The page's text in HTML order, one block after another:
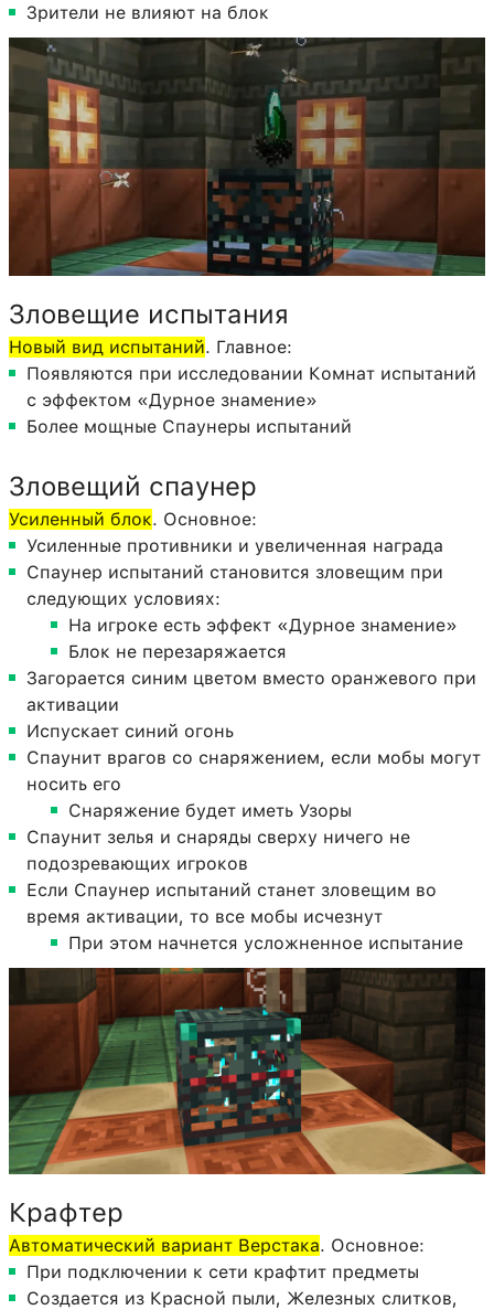
Зрители не влияют на блок
Зловещие испытания
Новый вид испытаний. Главное:
Появляются при исследовании Комнат испытаний
с эффектом «Дурное знамение»
Более мощные Спаунеры испытаний
Зловещий спаунер
Усиленный блок. Основное:
Усиленные противники и увеличенная награда
Спаунер испытаний становится зловещим при
следующих условиях:
На игроке есть эффект «Дурное знамение»
Блок не перезаряжается
Загорается синим цветом вместо оранжевого при
активации
Испускает синий огонь
Спаунит врагов со снаряжением, если мобы могут
носить его
Снаряжение будет иметь Узоры
Спаунит зелья и снаряды сверху ничего не
подозревающих игроков
Если Спаунер испытаний станет зловещим во
время активации, то все мобы исчезнут
При этом начнется усложненное испытание
Крафтер
Автоматический вариант Верстака. Основное:
При подключении к сети крафтит предметы
Создается из Красной пыли, Железных слитков,